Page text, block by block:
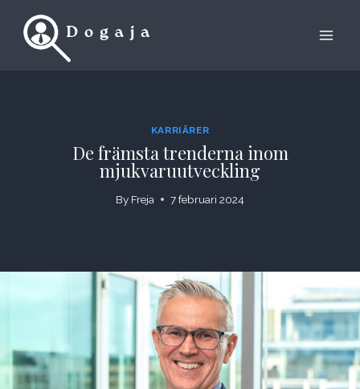
KARRIÄRER
De främsta trenderna inom
mjukvaruutveckling
By Freja 7 februari 2024